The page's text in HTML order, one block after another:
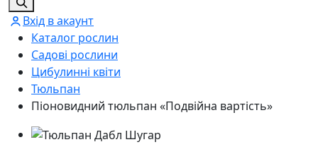
Вхід в акаунт
Каталог рослин
Садові рослини
Цибулинні квіти
Тюльпан
Піоновидний тюльпан «Подвійна вартість»